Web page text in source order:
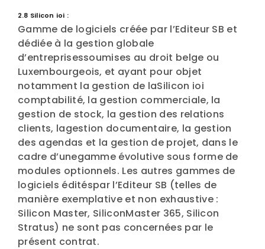
2.8 Silicon ioi :
Gamme de logiciels créée par l’Editeur SB et
dédiée à la gestion globale
d’entreprisessoumises au droit belge ou
Luxembourgeois, et ayant pour objet
notamment la gestion de laSilicon ioi
comptabilité, la gestion commerciale, la
gestion de stock, la gestion des relations
clients, lagestion documentaire, la gestion
des agendas et la gestion de projet, dans le
cadre d’unegamme évolutive sous forme de
modules optionnels. Les autres gammes de
logiciels éditéspar l’Editeur SB (telles de
manière exemplative et non exhaustive :
Silicon Master, SiliconMaster 365, Silicon
Stratus) ne sont pas concernées par le
présent contrat.